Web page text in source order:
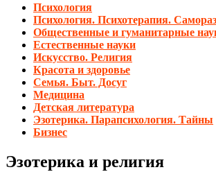
Психология
Психология. Психотерапия.
Общественные и гуманитарные
Естественные науки
Искусство. Религия
Красота и здоровье
Семья. Быт. Досуг
Медицина
Детская литература
Эзотерика. Парапсихология. Тайны
Бизнес
Эзотерика и религия